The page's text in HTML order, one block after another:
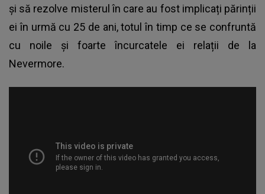
și să rezolve misterul în care au fost implicați părinții
ei în urmă cu 25 de ani, totul în timp ce se confruntă
cu noile și foarte încurcatele ei relații de la
Nevermore.